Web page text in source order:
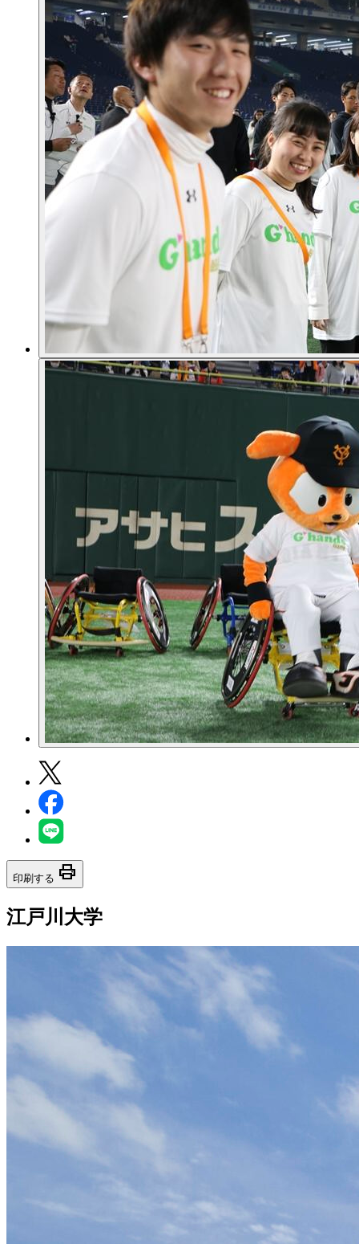
印刷する print
江戸川大学